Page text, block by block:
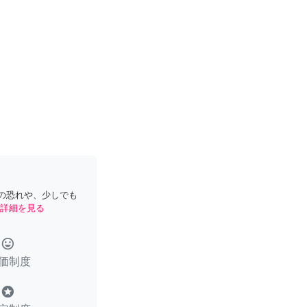
恐れや、少しでも
詳細を見る
tag_faces
制度
stars